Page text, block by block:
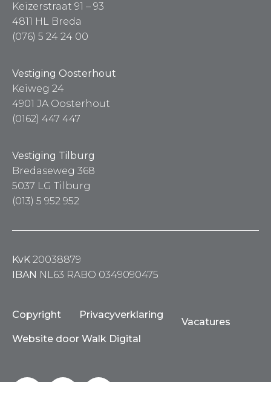
Keizerstraat 91 – 93
4811 HL Breda
(076) 5 24 24 00
Vestiging Oosterhout
Keiweg 24
4901 JA Oosterhout
(0162) 447 447
Vestiging Tilburg
Bredaseweg 368
5037 LG Tilburg
(013) 5 952 952
KvK 20038879
IBAN NL63 RABO 0349090475
Copyright Privacyverklaring
Vacatures
Website door Walk Digital